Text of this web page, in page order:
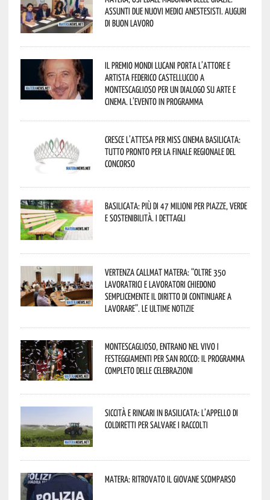
assunti due nuovi medici anestesisti. Auguri
di buon lavoro
Il Premio Mondi Lucani porta l’attore e
artista Federico Castelluccio a
Montescaglioso per un dialogo su arte e
cinema. L’evento in programma
Cresce l’attesa per Miss Cinema Basilicata:
tutto pronto per la finale regionale del
concorso
Basilicata: più di 47 milioni per piazze, verde
e sostenibilità. I dettagli
Vertenza CallMat Matera: “Oltre 350
lavoratrici e lavoratori chiedono
semplicemente il diritto di continuare a
lavorare”. Le ultime notizie
Montescaglioso, entrano nel vivo i
festeggiamenti per San Rocco: il programma
completo delle celebrazioni
Siccità e rincari in Basilicata: l’appello di
Coldiretti per salvare i raccolti
Matera: ritrovato il giovane scomparso